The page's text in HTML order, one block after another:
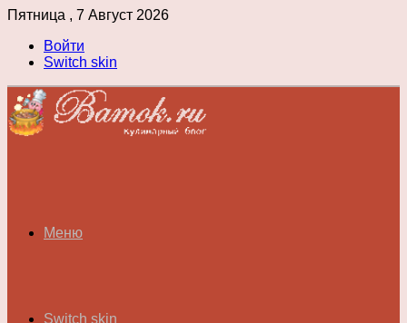
Пятница , 7 Август 2026
Войти
Switch skin
Меню
Switch skin